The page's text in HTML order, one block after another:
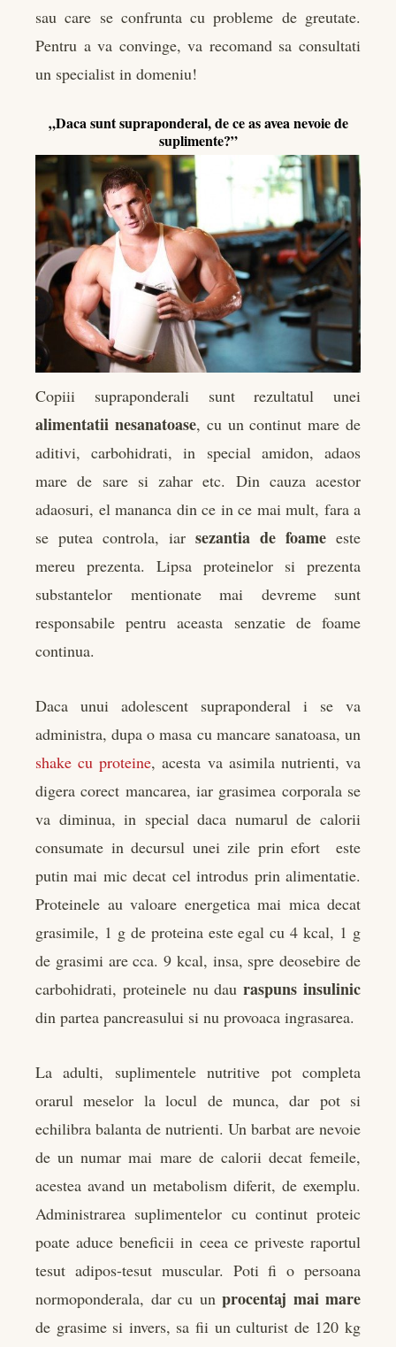
sau care se confrunta cu probleme de greutate.
Pentru a va convinge, va recomand sa consultati
un specialist in domeniu!
„Daca sunt supraponderal, de ce as avea nevoie de
suplimente?”
Copiii supraponderali sunt rezultatul unei
alimentatii nesanatoase, cu un continut mare de
aditivi, carbohidrati, in special amidon, adaos
mare de sare si zahar etc. Din cauza acestor
adaosuri, el mananca din ce in ce mai mult, fara a
se putea controla, iar sezantia de foame este
mereu prezenta. Lipsa proteinelor si prezenta
substantelor mentionate mai devreme sunt
responsabile pentru aceasta senzatie de foame
continua.
Daca unui adolescent supraponderal i se va
administra, dupa o masa cu mancare sanatoasa, un
shake cu proteine, acesta va asimila nutrienti, va
digera corect mancarea, iar grasimea corporala se
va diminua, in special daca numarul de calorii
consumate in decursul unei zile prin efort este
putin mai mic decat cel introdus prin alimentatie.
Proteinele au valoare energetica mai mica decat
grasimile, 1 g de proteina este egal cu 4 kcal, 1 g
de grasimi are cca. 9 kcal, insa, spre deosebire de
carbohidrati, proteinele nu dauraspuns insulinic
din partea pancreasului si nu provoaca ingrasarea.
La adulti, suplimentele nutritive pot completa
orarul meselor la locul de munca, dar pot si
echilibra balanta de nutrienti. Un barbat are nevoie
de un numar mai mare de calorii decat femeile,
acestea avand un metabolism diferit, de exemplu.
Administrarea suplimentelor cu continut proteic
poate aduce beneficii in ceea ce priveste raportul
tesut adipos-tesut muscular. Poti fi o persoana
normoponderala, dar cu un procentaj mai mare
de grasime si invers, sa fii un culturist de 120 kg